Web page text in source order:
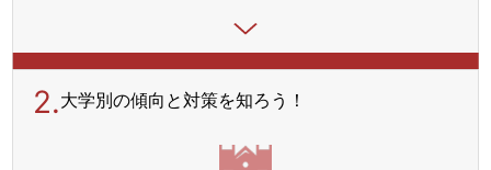
2.大学別の傾向と対策を知ろう！